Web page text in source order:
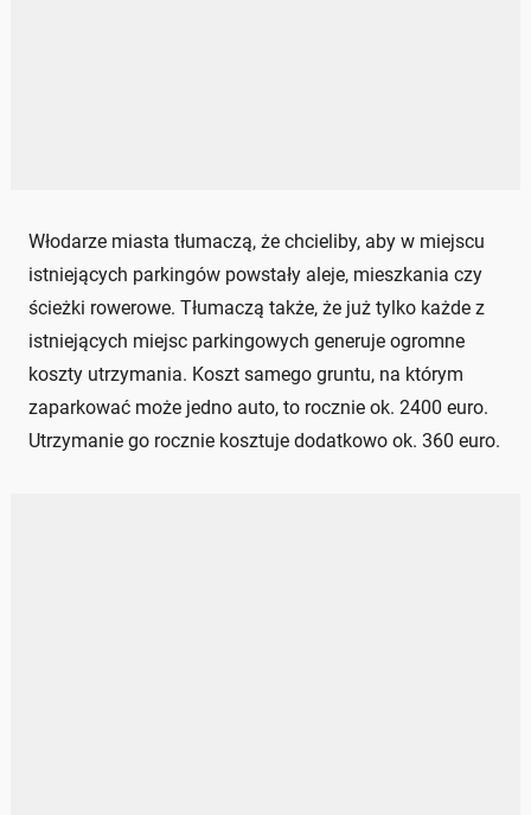
Włodarze miasta tłumaczą, że chcieliby, aby w miejscu
istniejących parkingów powstały aleje, mieszkania czy
ścieżki rowerowe. Tłumaczą także, że już tylko każde z
istniejących miejsc parkingowych generuje ogromne
koszty utrzymania. Koszt samego gruntu, na którym
zaparkować może jedno auto, to rocznie ok. 2400 euro.
Utrzymanie go rocznie kosztuje dodatkowo ok. 360 euro.